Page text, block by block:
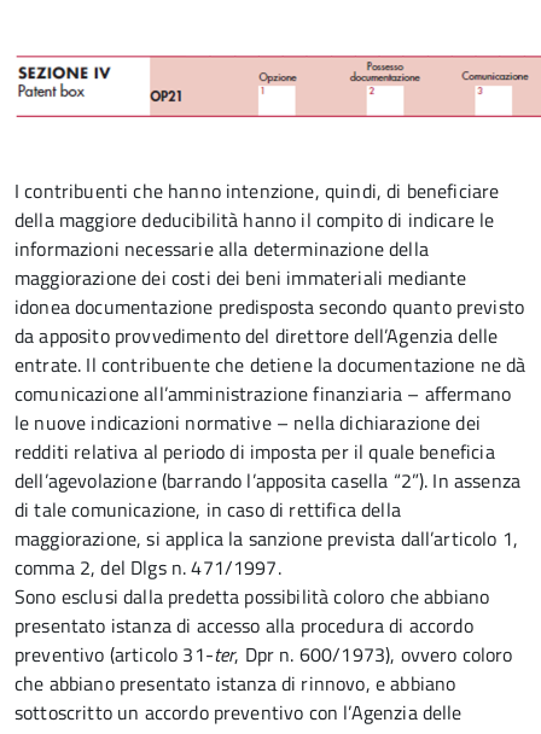
I contribuenti che hanno intenzione, quindi, di beneficiare
della maggiore deducibilità hanno il compito di indicare le
informazioni necessarie alla determinazione della
maggiorazione dei costi dei beni immateriali mediante
idonea documentazione predisposta secondo quanto previsto
da apposito provvedimento del direttore dell’Agenzia delle
entrate. Il contribuente che detiene la documentazione ne dà
comunicazione all’amministrazione finanziaria – affermano
le nuove indicazioni normative – nella dichiarazione dei
redditi relativa al periodo di imposta per il quale beneficia
dell’agevolazione (barrando l’apposita casella “2”). In assenza
di tale comunicazione, in caso di rettifica della
maggiorazione, si applica la sanzione prevista dall’articolo 1,
comma 2, del Dlgs n. 471/1997.
Sono esclusi dalla predetta possibilità coloro che abbiano
presentato istanza di accesso alla procedura di accordo
preventivo (articolo 31-ter, Dpr n. 600/1973), ovvero coloro
che abbiano presentato istanza di rinnovo, e abbiano
sottoscritto un accordo preventivo con l’Agenzia delle